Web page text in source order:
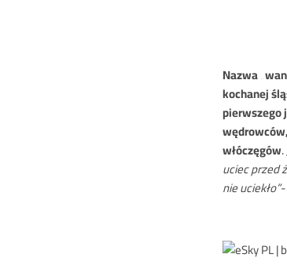
Nazwa
kochanej
pierwszego
włóczęgów.
uciec przed
nie